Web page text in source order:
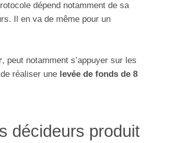
dépend notamment de sa
Il en va de même pour un
, peut notamment s’appuyer sur les
réaliser une levée de fonds de 8
décideurs produit